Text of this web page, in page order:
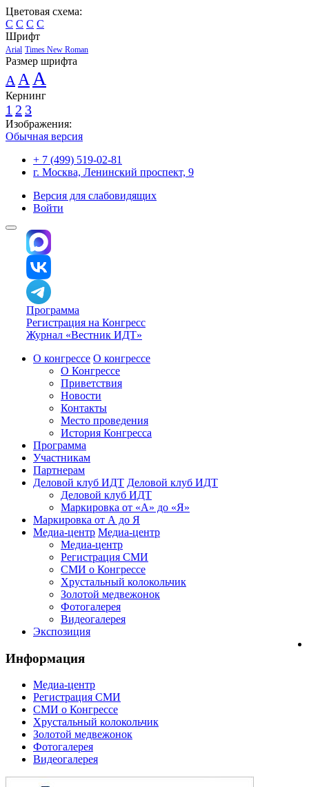
Цветовая схема:
C C C C
Шрифт
Arial Times New Roman
Размер шрифта
A A A
Кернинг
1 2 3
Изображения:
Обычная версия
+ 7 (499) 519-02-81
г. Москва, Ленинский проспект, 9
Версия для слабовидящих
Войти
Программа
Регистрация на Конгресс
Журнал «Вестник ИДТ»
О конгрессе О конгрессе
О Конгрессе
Приветствия
Новости
Контакты
Место проведения
История Конгресса
Программа
Участникам
Партнерам
Деловой клуб ИДТ Деловой клуб ИДТ
Деловой клуб ИДТ
Маркировка от «А» до «Я»
Маркировка от А до Я
Медиа-центр Медиа-центр
Медиа-центр
Регистрация СМИ
СМИ о Конгрессе
Хрустальный колокольчик
Золотой медвежонок
Фотогалерея
Видеогалерея
Экспозиция
Информация
Медиа-центр
Регистрация СМИ
СМИ о Конгрессе
Хрустальный колокольчик
Золотой медвежонок
Фотогалерея
Видеогалерея